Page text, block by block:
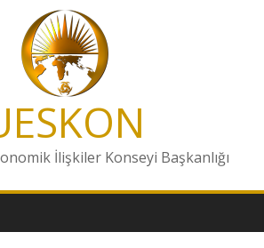
İlişkiler Konseyi Başkanlığı